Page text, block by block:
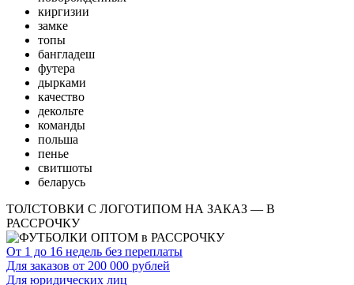
киргизии
замке
топы
бангладеш
футера
дырками
качество
декольте
команды
польша
пенье
свитшоты
беларусь
ТОЛСТОВКИ С ЛОГОТИПОМ НА ЗАКАЗ — В
РАССРОЧКУ
От 1 до 16 недель без переплаты
Для заказов от 200 000 рублей
Для юридических лиц